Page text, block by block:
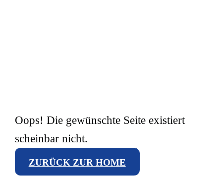
Oops! Die gewünschte Seite existiert
scheinbar nicht.
ZURÜCK ZUR HOME